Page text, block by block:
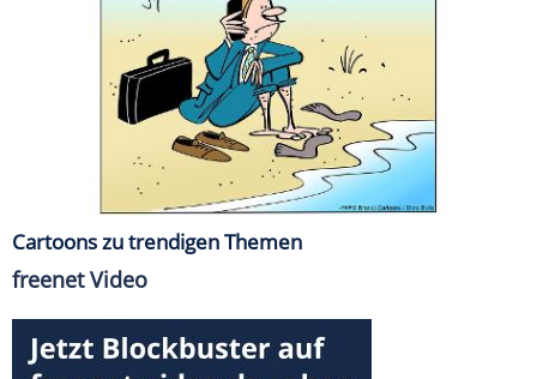
Cartoons zu trendigen Themen
freenet Video